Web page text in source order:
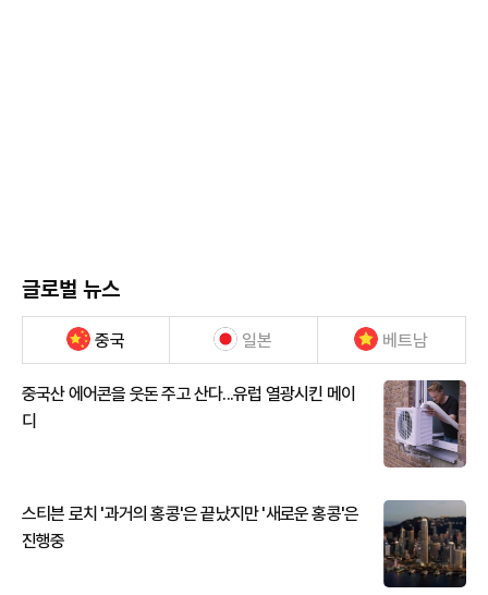
글로벌 뉴스
중국 일본 베트남
중국산 에어콘을 웃돈 주고 산다...유럽 열광시킨 메이
디
스티븐 로치 '과거의 홍콩'은 끝났지만 '새로운 홍콩'은
진행중